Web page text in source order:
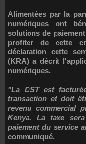
Alimentées par la
numériques ont
solutions de
profiter de cette
déclaration cette
(KRA) a décrit
numériques.
"La DST est
transaction et doit
revenu commercial
Kenya. La taxe
paiement du service
communiqué.